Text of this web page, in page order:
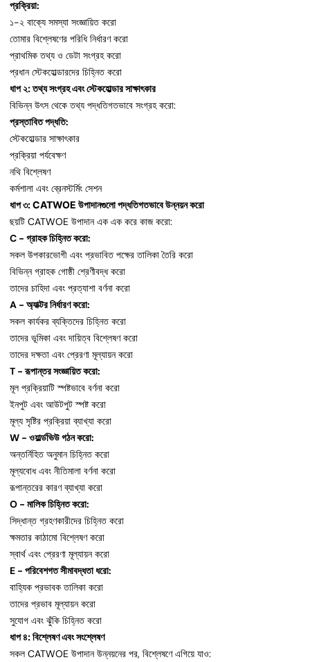
প্রক্রিয়া:
১-২ বাক্যে সমস্যা সংজ্ঞায়িত করো
তোমার বিশ্লেষণের পরিধি নির্ধারণ করো
প্রাথমিক তথ্য ও ডেটা সংগ্রহ করো
প্রধান স্টেকহোল্ডারদের চিহ্নিত করো
ধাপ ২: তথ্য সংগ্রহ এবং স্টেকহোল্ডার সাক্ষাৎকার
বিভিন্ন উৎস থেকে তথ্য পদ্ধতিগতভাবে সংগ্রহ করো:
প্রস্তাবিত পদ্ধতি:
স্টেকহোল্ডার সাক্ষাৎকার
প্রক্রিয়া পর্যবেক্ষণ
নথি বিশ্লেষণ
কর্মশালা এবং ব্রেনস্টর্মিং সেশন
ধাপ ৩: CATWOE উপাদানগুলো পদ্ধতিগতভাবে উন্নয়ন করো
ছয়টি CATWOE উপাদান এক এক করে কাজ করো:
C - গ্রাহক চিহ্নিত করো:
সকল উপকারভোগী এবং প্রভাবিত পক্ষের তালিকা তৈরি করো
বিভিন্ন গ্রাহক গোষ্ঠী শ্রেণীবদ্ধ করো
তাদের চাহিদা এবং প্রত্যাশা বর্ণনা করো
A - অ্যাক্টর নির্ধারণ করো:
সকল কার্যকর ব্যক্তিদের চিহ্নিত করো
তাদের ভূমিকা এবং দায়িত্ব বিশ্লেষণ করো
তাদের দক্ষতা এবং প্রেরণা মূল্যায়ন করো
T - রূপান্তর সংজ্ঞায়িত করো:
মূল প্রক্রিয়াটি স্পষ্টভাবে বর্ণনা করো
ইনপুট এবং আউটপুট স্পষ্ট করো
মূল্য সৃষ্টির প্রক্রিয়া ব্যাখ্যা করো
W - ওয়ার্ল্ডভিউ গঠন করো:
অন্তর্নিহিত অনুমান চিহ্নিত করো
মূল্যবোধ এবং নীতিমালা বর্ণনা করো
রূপান্তরের কারণ ব্যাখ্যা করো
O - মালিক চিহ্নিত করো:
সিদ্ধান্ত গ্রহণকারীদের চিহ্নিত করো
ক্ষমতার কাঠামো বিশ্লেষণ করো
স্বার্থ এবং প্রেরণা মূল্যায়ন করো
E - পরিবেশগত সীমাবদ্ধতা ধরো:
বাহ্যিক প্রভাবক তালিকা করো
তাদের প্রভাব মূল্যায়ন করো
সুযোগ এবং ঝুঁকি চিহ্নিত করো
ধাপ ৪: বিশ্লেষণ এবং সংশ্লেষণ
সকল CATWOE উপাদান উন্নয়নের পর, বিশ্লেষণে এগিয়ে যাও: